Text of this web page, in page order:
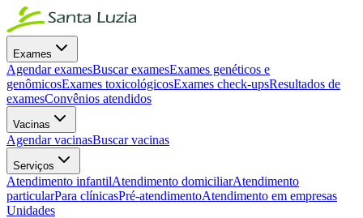
Exames
Agendar examesBuscar examesExames genéticos e
genômicosExames toxicológicosExames check-upsResultados de
examesConvênios atendidos
Vacinas
Agendar vacinasBuscar vacinas
Serviços
Atendimento infantilAtendimento domiciliarAtendimento
particularPara clínicasPré-atendimentoAtendimento em empresas
Unidades